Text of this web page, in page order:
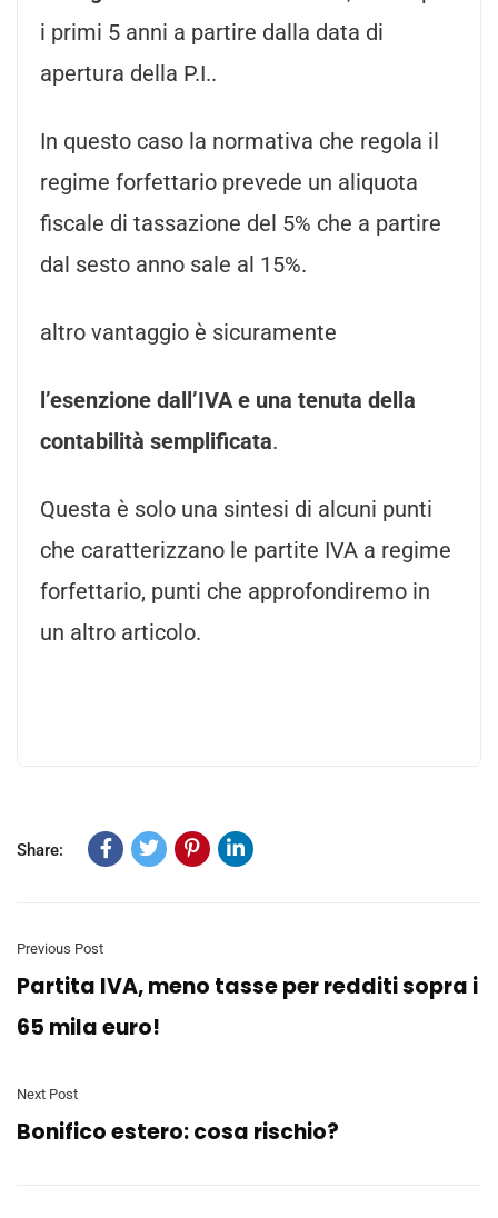
i primi 5 anni a partire dalla data di
apertura della P.I..
In questo caso la normativa che regola il
regime forfettario prevede un aliquota
fiscale di tassazione del 5% che a partire
dal sesto anno sale al 15%.
altro vantaggio è sicuramente
l’esenzione dall’IVA e una tenuta della
contabilità semplificata.
Questa è solo una sintesi di alcuni punti
che caratterizzano le partite IVA a regime
forfettario, punti che approfondiremo in
un altro articolo.
Share:
Previous Post
Partita IVA, meno tasse per redditi sopra i
65 mila euro!
Next Post
Bonifico estero: cosa rischio?